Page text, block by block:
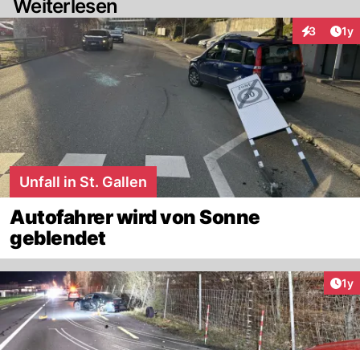
Weiterlesen
3 1y
Unfall in St. Gallen
Autofahrer wird von Sonne
geblendet
1y